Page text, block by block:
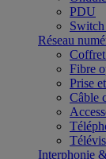
PDU
Réseau
Fibre
Prise
Câble
Interphonie